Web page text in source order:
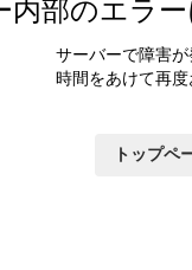
内部のエラ
サーバーで障害が
時間をあけて再度
トップペ